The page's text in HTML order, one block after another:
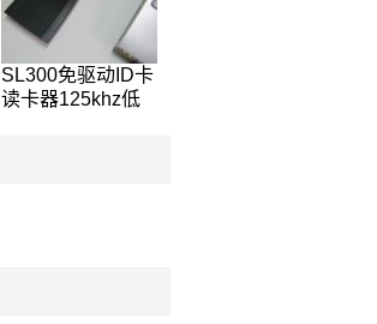
SL300免驱动ID卡
读卡器125khz低